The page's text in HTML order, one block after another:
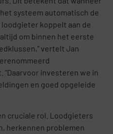
systeem automatisch de
koppelt aan de
om binnen het eerste
vertelt Jan
investeren we in
en goed opgeleide
cruciale rol. Loodgieters
herkennen problemen